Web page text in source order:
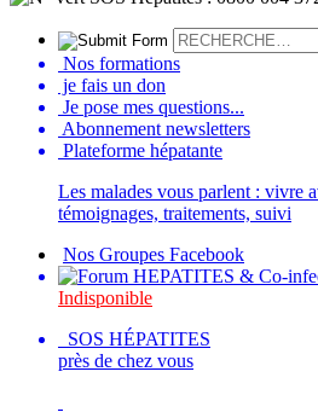
Nos formations
je fais un don
Je pose mes questions...
Abonnement newsletters
Plateforme hépatante
Les malades vous parlent : vivre
témoignages, traitements, suivi
Nos Groupes Facebook
Indisponible
SOS HÉPATITES
près de chez vous